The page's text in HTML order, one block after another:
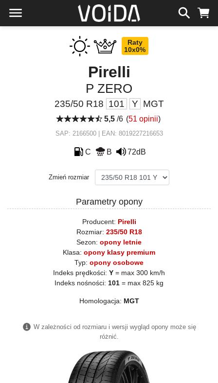
Raty
10x0%
Pirelli
P ZERO
235/50 R18 101 Y MGT
5,5/6 (51 opinii)
SAP: 2166500 | EAN: 8019227216653
C B 72dB
Zmień rozmiar
Parametry opony
Producent: Pirelli
Rozmiar: 235/50 R18
Sezon: opony letnie
Klasa: opony klasy premium
Typ: opony osobowe
Indeks prędkości: Y = max 300 km/h
Indeks nośności: 101 = max 825 kg
Homologacja: MGT
W zależności od rozmiaru i wersji wygląd opony może się
różnić.